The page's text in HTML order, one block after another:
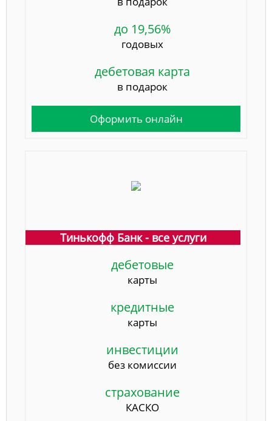
до 19,56%
годовых
дебетовая карта
в подарок
Оформить онлайн
Тинькофф Банк - все услуги
дебетовые
карты
кредитные
карты
инвестиции
без комиссии
страхование
КАСКО